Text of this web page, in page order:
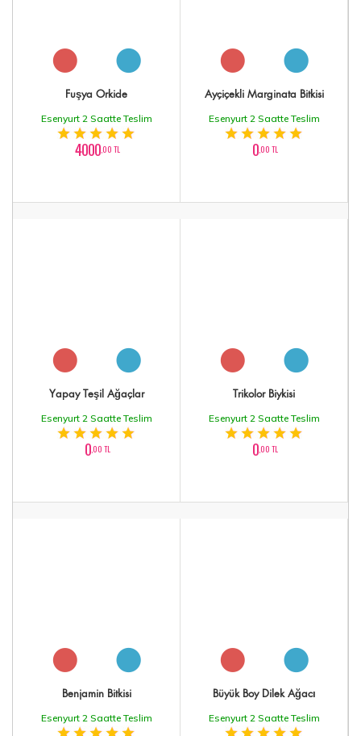
Fuşya Orkide
Esenyurt 2 Saatte Teslim
4000,00 TL
Ayçiçekli Marginata Bitkisi
Esenyurt 2 Saatte Teslim
0,00 TL
Yapay Teşil Ağaçlar
Esenyurt 2 Saatte Teslim
0,00 TL
Trikolor Biykisi
Esenyurt 2 Saatte Teslim
0,00 TL
Benjamin Bitkisi
Esenyurt 2 Saatte Teslim
Büyük Boy Dilek Ağacı
Esenyurt 2 Saatte Teslim